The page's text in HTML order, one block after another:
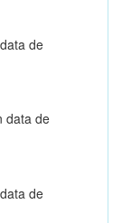
de
data de
de